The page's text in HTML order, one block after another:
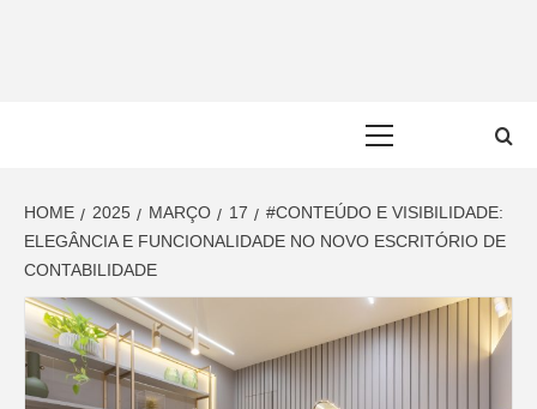
HOME 2025 MARÇO 17
#CONTEÚDO E VISIBILIDADE:
ELEGÂNCIA E FUNCIONALIDADE NO NOVO ESCRITÓRIO DE
CONTABILIDADE